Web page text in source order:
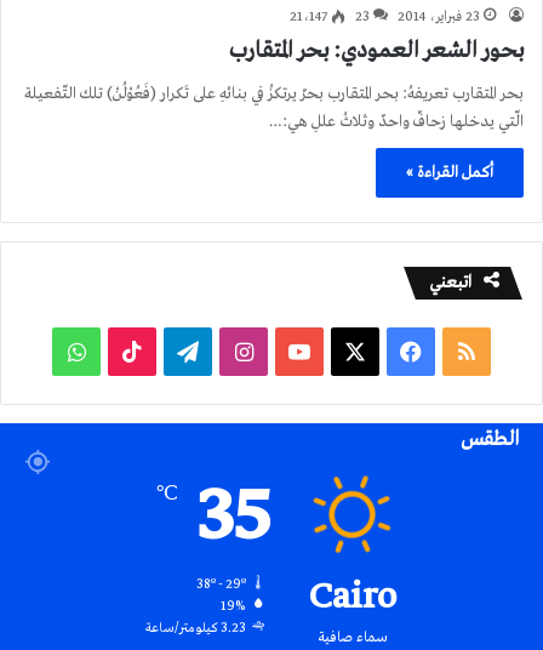
23 فبراير، 2014 23 21٬147
بحور الشعر العمودي: بحر المتقارب
بحر المتقارب تعريفهُ: بحر المتقارب بحرٌ يرتكزُ في بنائهِ على تَكرار (فَعُوْلُنْ) تلك التّفعيلة
الّتي يدخلها زحافٌ واحدٌ وثلاثُ عللِ هي:…
أكمل القراءة »
اتبعني
ملخص
الموقع
فيسبوك ‫YouTubeانستقرامتيلقرام ‫TikTokواتساب
الطقس
Cairo
سماء صافية
35
℃
19%
3.23 كيلومتر/ساعة